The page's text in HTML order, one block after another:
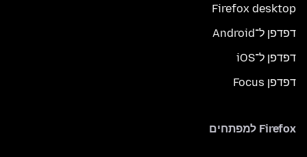
Firefox desktop
דפדפן ל־Android
דפדפן ל־iOS
דפדפן Focus
Firefox למפתחים